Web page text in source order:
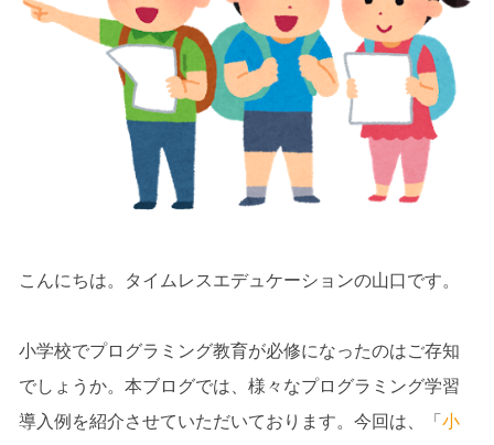
こんにちは。タイムレスエデュケーションの山口です。
小学校でプログラミング教育が必修になったのはご存知
でしょうか。本ブログでは、様々なプログラミング学習
導入例を紹介させていただいております。今回は、「 小